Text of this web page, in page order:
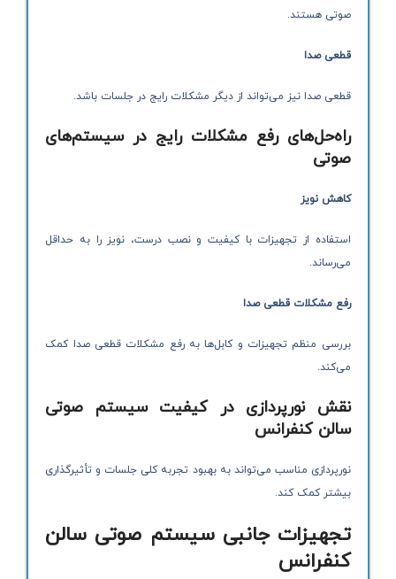
صوتی هستند.
قطعی صدا
قطعی صدا نیز می‌تواند از دیگر مشکلات رایج در جلسات باشد.
راه‌حل‌های رفع مشکلات رایج در سیستم‌های
صوتی
کاهش نویز
استفاده از تجهیزات با کیفیت و نصب درست، نویز را به حداقل
می‌رساند.
رفع مشکلات قطعی صدا
بررسی منظم تجهیزات و کابل‌ها به رفع مشکلات قطعی صدا کمک
می‌کند.
نقش نورپردازی در کیفیت سیستم صوتی
سالن کنفرانس
نورپردازی مناسب می‌تواند به بهبود تجربه کلی جلسات و تأثیرگذاری
بیشتر کمک کند.
تجهیزات جانبی سیستم صوتی سالن
کنفرانس